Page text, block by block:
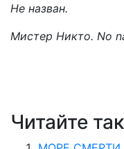
Не назван.
Мистер Никто. No
Читайте